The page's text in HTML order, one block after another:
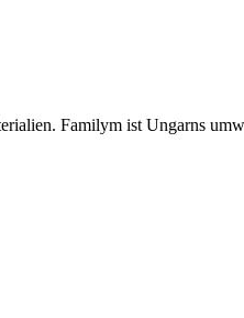
Familym ist Ungarns